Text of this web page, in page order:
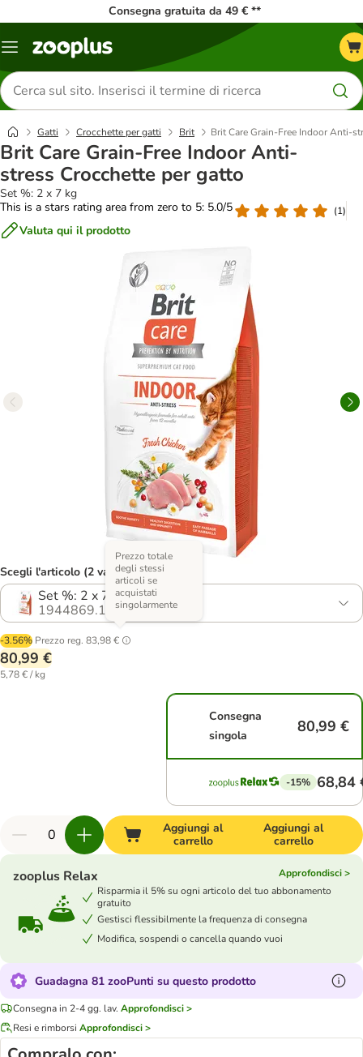
Consegna gratuita da 49 € **
Overview
Cerca
prodotti
Gatti Crocchette per gatti Brit Brit Care Grain-Free Indoor Anti-
Brit Care Grain-Free Indoor Anti-
stress Crocchette per gatto
Set %: 2 x 7 kg
This is a stars rating area from zero to 5: 5.0/5
(1)
Valuta qui il prodotto
Scegli l'articolo (2 varianti)
Set %: 2 x 7 kg
1944869.1
-3.56% Prezzo reg. 83,98 €
Prezzo totale
degli stessi
articoli se
acquistati
singolarmente
80,99 €
5,78 € / kg
Consegna
singola
80,99 €
-15% 68,84
Aggiungi al
carrello
Aggiungi al
carrello
zooplus Relax
Approfondisci >
Risparmia il 5% su ogni articolo del tuo abbonamento
gratuito
Gestisci flessibilmente la frequenza di consegna
Modifica, sospendi o cancella quando vuoi
Guadagna 81 zooPunti su questo prodotto
Consegna in 2-4 gg. lav. Approfondisci >
Resi e rimborsi Approfondisci >